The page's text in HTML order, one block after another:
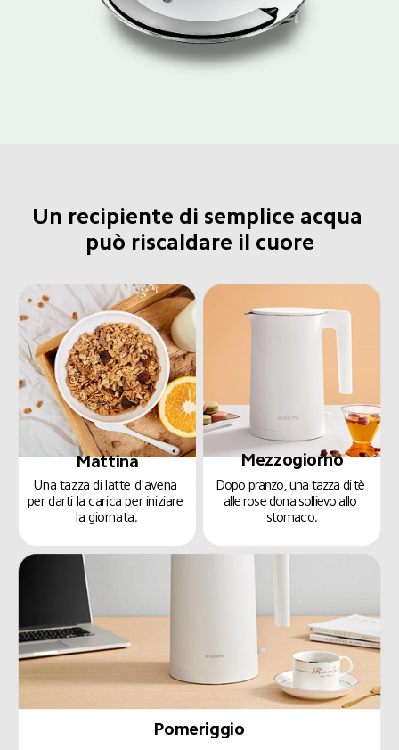
Un recipiente di semplice acqua
può riscaldare il cuore
Mattina Mezzogiorno
Una tazza di latte d'avena
per darti la carica per iniziare
la giornata.
Dopo pranzo, una tazza di tè
alle rose dona sollievo allo
stomaco.
Pomeriggio